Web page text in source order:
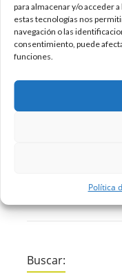
para almacenar y/o acceder
estas tecnologías nos
navegación o las
consentimiento, puede
funciones.
Política
¡Las newsletter
menos algunos’.
uno: Llamada a
en vuestra
Buscar: